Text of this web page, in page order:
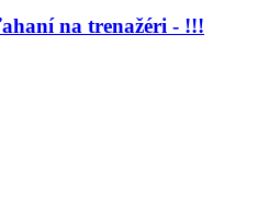
na trenažéri - !!!